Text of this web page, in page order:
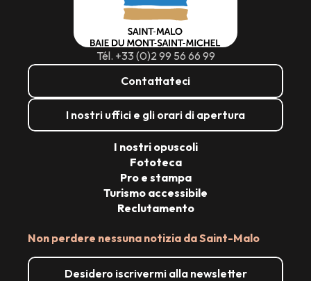
Tél. +33 (0)2 99 56 66 99
Contattateci
I nostri uffici e gli orari di apertura
Non perdere nessuna notizia da Saint-Malo
Desidero iscrivermi alla newsletter
I nostri opuscoli
Fototeca
Pro e stampa
Turismo accessibile
Reclutamento